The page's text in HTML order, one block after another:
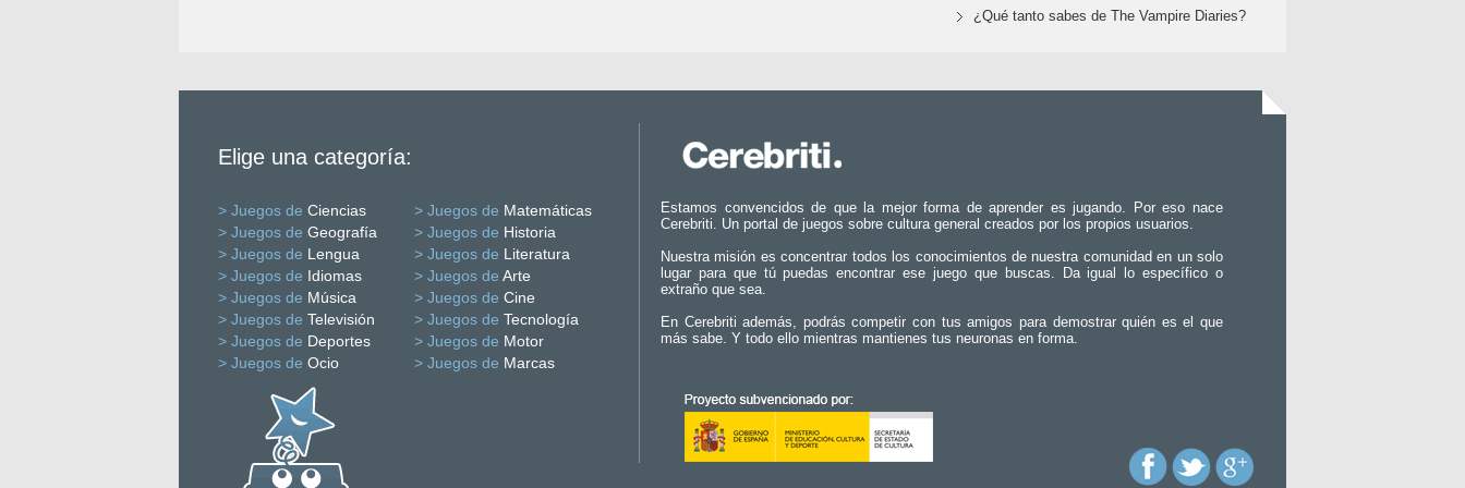
¿Qué tanto sabes de The Vampire Diaries?
Elige una categoría:
> Juegos de Ciencias > Juegos de Matemáticas
> Juegos de Geografía > Juegos de Historia
> Juegos de Lengua > Juegos de Literatura
> Juegos de Idiomas > Juegos de Arte
> Juegos de Música > Juegos de Cine
> Juegos de Televisión > Juegos de Tecnología
> Juegos de Deportes > Juegos de Motor
> Juegos de Ocio > Juegos de Marcas
Estamos convencidos de que la mejor forma de aprender es jugando. Por eso nace
Cerebriti. Un portal de juegos sobre cultura general creados por los propios usuarios.
Nuestra misión es concentrar todos los conocimientos de nuestra comunidad en un solo
lugar para que tú puedas encontrar ese juego que buscas. Da igual lo específico o
extraño que sea.
En Cerebriti además, podrás competir con tus amigos para demostrar quién es el que
más sabe. Y todo ello mientras mantienes tus neuronas en forma.